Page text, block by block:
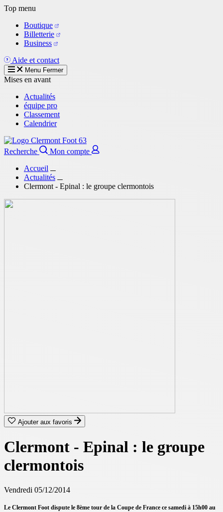
Aller
contenu
principal
Top menu
Boutique
Billetterie
Business
Aide et contact
Menu Fermer
Mises en avant
Actualités
équipe pro
Classement
Calendrier
Recherche
Mon compte
Accueil
Actualités
Clermont - Epinal : le groupe clermontois
Ajouter aux favoris
Clermont - Epinal : le groupe
clermontois
Vendredi 05/12/2014
Le Clermont Foot dispute le 8ème tour de la Coupe de France ce samedi à 15h00 au